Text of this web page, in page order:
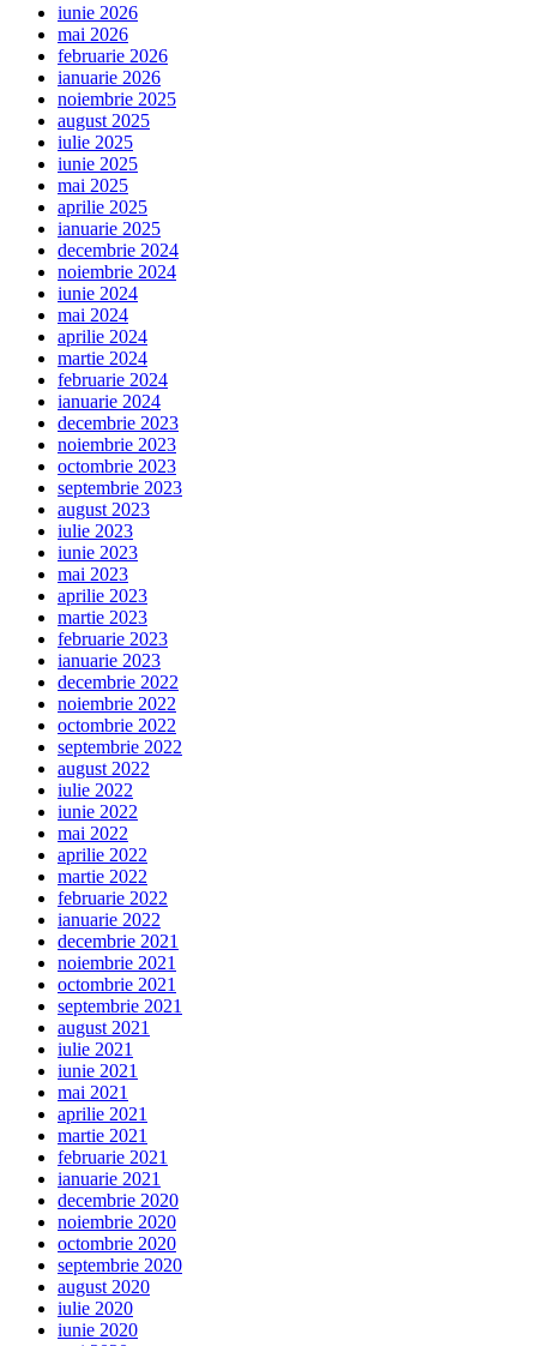
iunie 2026
mai 2026
februarie 2026
ianuarie 2026
noiembrie 2025
august 2025
iulie 2025
iunie 2025
mai 2025
aprilie 2025
ianuarie 2025
decembrie 2024
noiembrie 2024
iunie 2024
mai 2024
aprilie 2024
martie 2024
februarie 2024
ianuarie 2024
decembrie 2023
noiembrie 2023
octombrie 2023
septembrie 2023
august 2023
iulie 2023
iunie 2023
mai 2023
aprilie 2023
martie 2023
februarie 2023
ianuarie 2023
decembrie 2022
noiembrie 2022
octombrie 2022
septembrie 2022
august 2022
iulie 2022
iunie 2022
mai 2022
aprilie 2022
martie 2022
februarie 2022
ianuarie 2022
decembrie 2021
noiembrie 2021
octombrie 2021
septembrie 2021
august 2021
iulie 2021
iunie 2021
mai 2021
aprilie 2021
martie 2021
februarie 2021
ianuarie 2021
decembrie 2020
noiembrie 2020
octombrie 2020
septembrie 2020
august 2020
iulie 2020
iunie 2020